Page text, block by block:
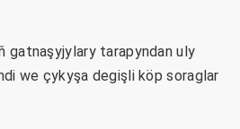
gatnaşyjylary tarapyndan uly
we çykyşa degişli köp soraglar